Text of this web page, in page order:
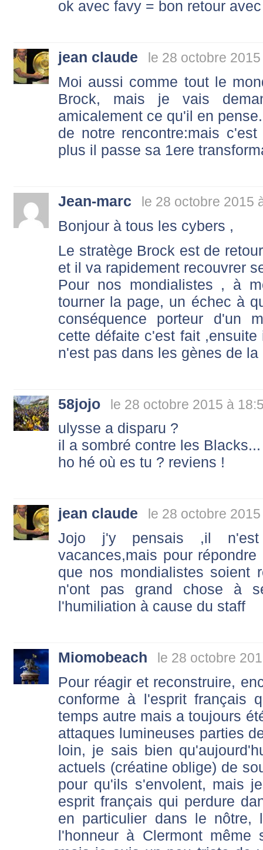
ok avec favy = bon retour
jean claude le 28 octobre
Moi aussi comme tout le
Brock, mais je vais
amicalement ce qu'il en
de notre rencontre:mais
plus il passe sa 1ere
Jean-marc le 28 octobre 2015
Bonjour à tous les cybers ,
Le stratège Brock est de
et il va rapidement recouvrer
Pour nos mondialistes , à
tourner la page, un échec à
conséquence porteur d'un
cette défaite c'est fait
n'est pas dans les gènes de la
58jojo le 28 octobre 2015 à
ulysse a disparu ?
il a sombré contre les Blacks...
ho hé où es tu ? reviens !
jean claude le 28 octobre
Jojo j'y pensais ,il
vacances,mais pour
que nos mondialistes soient
n'ont pas grand chose à
l'humiliation à cause du staff
Miomobeach le 28 octobre
Pour réagir et reconstruire,
conforme à l'esprit français
temps autre mais a toujours
attaques lumineuses parties
loin, je sais bien
actuels (créatine oblige) de
pour qu'ils s'envolent, mais
esprit français qui perdure
en particulier dans le
l'honneur à Clermont